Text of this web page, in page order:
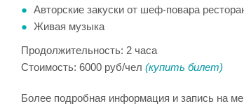
Авторские закуски от шеф-повара
Живая музыка
Продолжительность: 2 часа
Стоимость: 6000 руб/чел (купить билет)
Более подробная информация и запись на